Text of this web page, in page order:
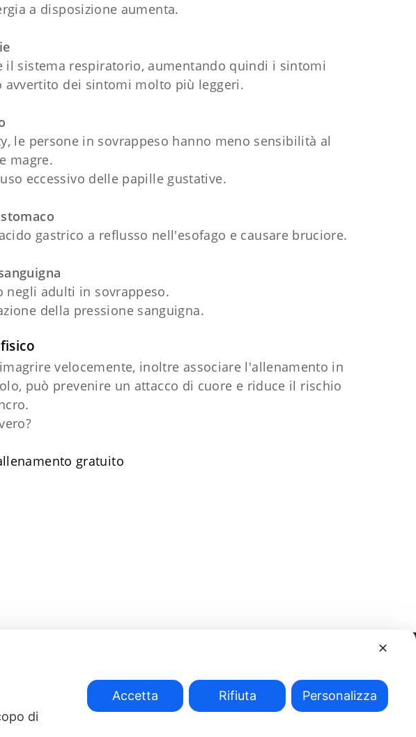
a disposizione aumenta.
il sistema respiratorio, aumentando quindi i sintomi
dei sintomi molto più leggeri.
le persone in sovrappeso hanno meno sensibilità al
magre.
eccessivo delle papille gustative.
gastrico a reflusso nell'esofago e causare bruciore.
adulti in sovrappeso.
della pressione sanguigna.
velocemente, inoltre associare l'allenamento in
può prevenire un attacco di cuore e riduce il rischio
gratuito
✕
di
Accetta Rifiuta Personalizza